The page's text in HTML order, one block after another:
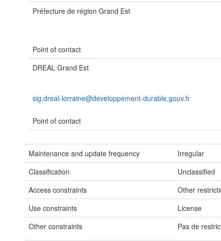
Préfecture de région Grand Est
Point of contact
DREAL Grand Est
sig.dreal-lorraine@developpement-durable.gouv.fr
Point of contact
Maintenance and update frequency
Irregular
Classification
Unclassified
Access constraints
Other
Use constraints
License
Other constraints
Pas de